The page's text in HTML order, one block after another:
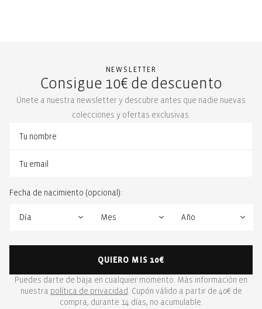
NEWSLETTER
Consigue 10€ de descuento
Únete a nuestra newsletter y descubre antes que nadie nuevas
colecciones y ofertas exclusivas.
Fecha de nacimiento (opcional):
QUIERO MIS 10€
Puedes darte de baja en cualquier momento. Más información en
nuestra política de privacidad . Cupón válido a partir de 40€ de
compra, durante 14 días, no acumulable.